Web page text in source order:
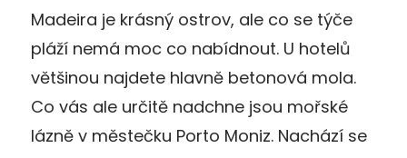
Madeira je krásný ostrov, ale co se týče
pláží nemá moc co nabídnout. U hotelů
většinou najdete hlavně betonová mola.
Co vás ale určitě nadchne jsou mořské
lázně v městečku Porto Moniz. Nachází se